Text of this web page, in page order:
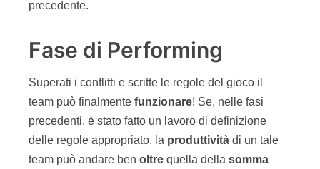
precedente.
Fase di Performing
Superati i conflitti e scritte le regole del gioco il
team può finalmente funzionare! Se, nelle fasi
precedenti, è stato fatto un lavoro di definizione
delle regole appropriato, la produttività di un tale
team può andare ben oltre quella della somma